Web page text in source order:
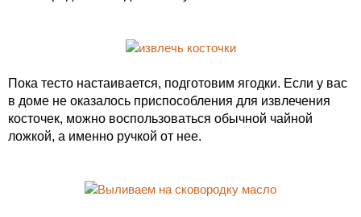
Пока тесто настаивается, подготовим ягодки. Если у вас
в доме не оказалось приспособления для извлечения
косточек, можно воспользоваться обычной чайной
ложкой, а именно ручкой от нее.